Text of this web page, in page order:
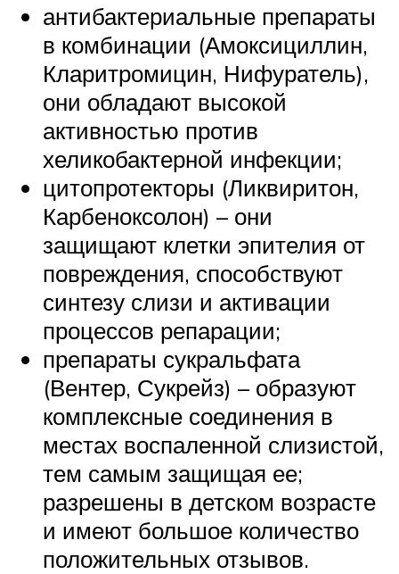
антибактериальные препараты
в комбинации (Амоксициллин,
Кларитромицин, Нифуратель),
они обладают высокой
активностью против
хеликобактерной инфекции;
цитопротекторы (Ликвиритон,
Карбеноксолон) – они
защищают клетки эпителия от
повреждения, способствуют
синтезу слизи и активации
процессов репарации;
препараты сукральфата
(Вентер, Сукрейз) – образуют
комплексные соединения в
местах воспаленной слизистой,
тем самым защищая ее;
разрешены в детском возрасте
и имеют большое количество
положительных отзывов.